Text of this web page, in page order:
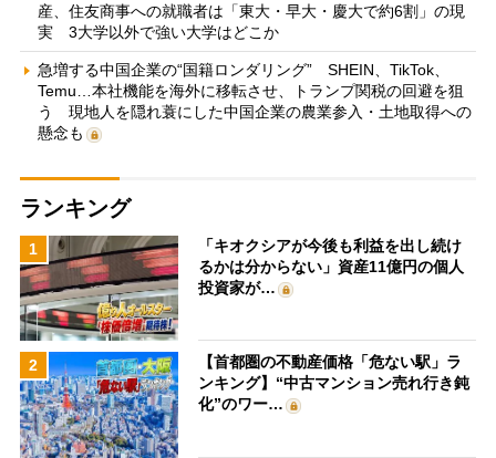
産、住友商事への就職者は「東大・早大・慶大で約6割」の現
実 3大学以外で強い大学はどこか
急増する中国企業の“国籍ロンダリング” SHEIN、TikTok、
Temu…本社機能を海外に移転させ、トランプ関税の回避を狙
う 現地人を隠れ蓑にした中国企業の農業参入・土地取得への
懸念も
ランキング
1
「キオクシアが今後も利益を出し続け
るかは分からない」資産11億円の個人
投資家が…
2
【首都圏の不動産価格「危ない駅」ラ
ンキング】“中古マンション売れ行き鈍
化”のワー…